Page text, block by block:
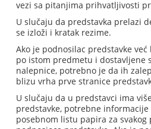
vezi sa pitanjima prihvatljivosti
U slučaju da predstavka prelazi
se izloži i kratak rezime.
Ako je podnosilac predstavke
po istom predmetu i dostavljene
nalepnice, potrebno je da ih
blizu vrha prve stranice
U slučaju da u predstavci ima
predstavke, potrebne
posebnom listu papira za svakog